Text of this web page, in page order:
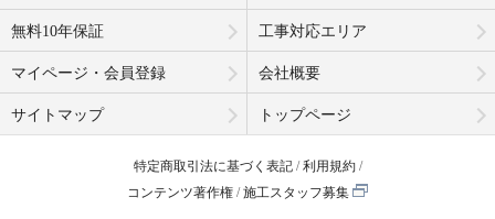
無料10年保証 工事対応エリア
マイページ・会員登録 会社概要
サイトマップ トップページ
特定商取引法に基づく表記
利用規約
コンテンツ著作権
施工スタッフ募集